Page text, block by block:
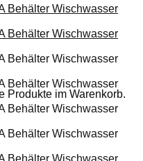
Produkte im Warenkorb.